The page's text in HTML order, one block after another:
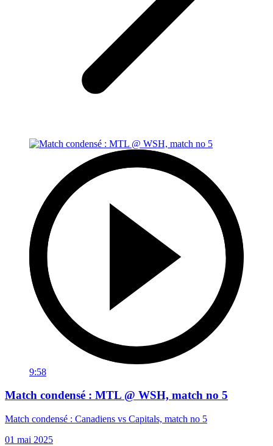
9:58
Match condensé : MTL @ WSH, match no 5
Match condensé : Canadiens vs Capitals, match no 5
01 mai 2025